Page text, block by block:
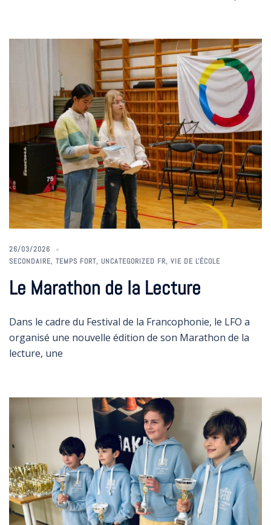
26/03/2026
SECONDAIRE, TEMPS FORT, UNCATEGORIZED FR, VIE DE L'ÉCOLE
Le Marathon de la Lecture
Dans le cadre du Festival de la Francophonie, le LFO a
organisé une nouvelle édition de son Marathon de la
lecture, une